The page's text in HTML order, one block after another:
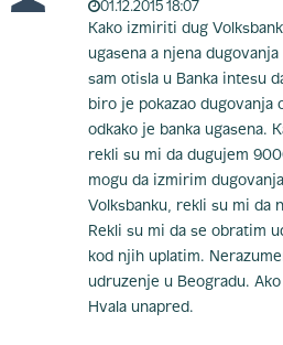
01.12.2015 18:07
Kako izmiriti dug
ugasena a njena
sam otisla u Banka intesu
biro je pokazao dugovanja
odkako je banka ugasena.
rekli su mi da dugujem
mogu da izmirim
Volksbanku, rekli su mi da
Rekli su mi da se obratim
kod njih uplatim.
udruzenje u Beogradu.
Hvala unapred.